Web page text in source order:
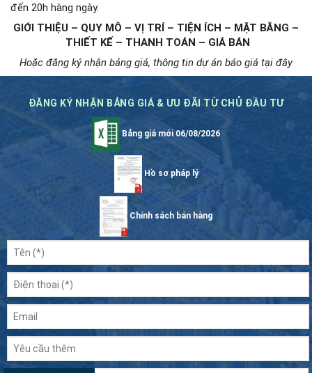
đến 20h hàng ngày.
GIỚI THIỆU – QUY MÔ – VỊ TRÍ – TIỆN ÍCH – MẶT BẰNG –
THIẾT KẾ – THANH TOÁN – GIÁ BÁN
Hoặc đăng ký nhận bảng giá, thông tin dự án báo giá tại đây
ĐĂNG KÝ NHẬN BẢNG GIÁ & ƯU ĐÃI TỪ CHỦ ĐẦU TƯ
Bảng giá mới 06/08/2026
Hồ sơ pháp lý
Chính sách bán hàng